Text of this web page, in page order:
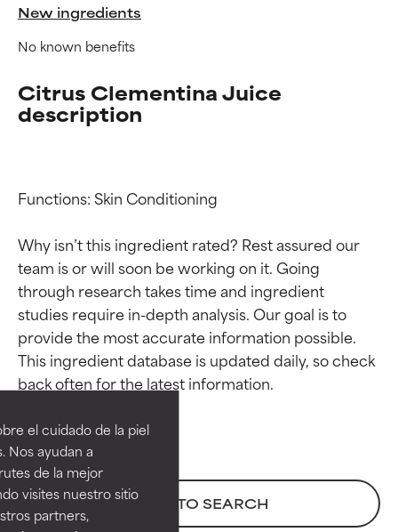
el cuidado de la piel
Nos ayudan a
de la mejor
visites nuestro sitio
partners,
New ingredients
No known benefits
Citrus Clementina Juice
description
Functions: Skin Conditioning
Why isn’t this ingredient rated? Rest assured our
team is or will soon be working on it. Going
through research takes time and ingredient
studies require in-depth analysis. Our goal is to
provide the most accurate information possible.
This ingredient database is updated daily, so check
BACK TO SEARCH
Calificaciones de
ingredientes
EXCELENTE
Ingrediente sobresaliente con
beneficios reales para la piel. Su
eficacia está demostrada y
respaldada por estudios
Calificaciones de
ingredientes
EXCELENTE
Ingrediente sobresaliente con
beneficios reales para la piel. Su
eficacia está demostrada y
respaldada por estudios